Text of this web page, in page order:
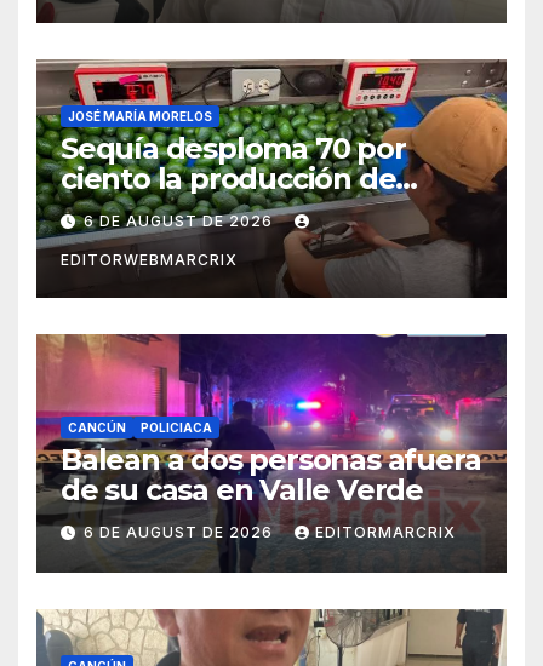
JOSÉ MARÍA MORELOS
Sequía desploma 70 por
ciento la producción de
aguacate en Candelaria
6 DE AUGUST DE 2026
EDITORWEBMARCRIX
CANCÚN POLICIACA
Balean a dos personas afuera
de su casa en Valle Verde
6 DE AUGUST DE 2026 EDITORMARCRIX